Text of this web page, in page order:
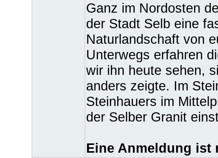
Ganz im Nordosten
der Stadt Selb eine
Naturlandschaft von
Unterwegs erfahren
wir ihn heute sehen,
anders zeigte. Im
Steinhauers im
der Selber Granit
Eine Anmeldung